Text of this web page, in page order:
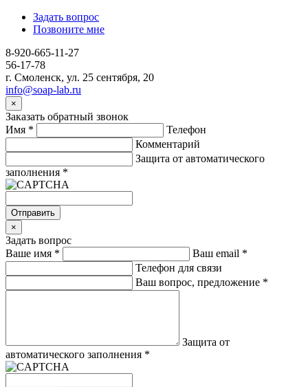
Задать вопрос
Позвоните мне
8-920-665-11-27
56-17-78
г. Смоленск, ул. 25 сентября, 20
info@soap-lab.ru
×
Заказать обратный звонок
Имя *
Телефон
Комментарий
Защита от автоматического
заполнения *
Отправить
×
Задать вопрос
Ваше имя * Ваш email *
Телефон для связи
Ваш вопрос, предложение *
Защита от
автоматического заполнения *